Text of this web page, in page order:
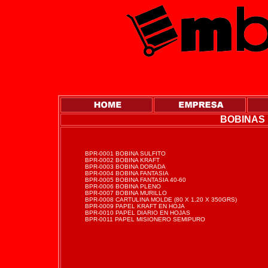
BOBINAS
BPR-0001 BOBINA SULFITO
BPR-0002 BOBINA KRAFT
BPR-0003 BOBINA DORADA
BPR-0004 BOBINA FANTASIA
BPR-0005 BOBINA FANTASIA 40-60
BPR-0006 BOBINA PLENO
BPR-0007 BOBINA MURILLO
BPR-0008 CARTULINA MOLDE (80 X 1,20 X 350GRS)
BPR-0009 PAPEL KRAFT EN HOJA
BPR-0010 PAPEL DIARIO EN HOJAS
BPR-0011 PAPEL MISIONERO SEMIPURO